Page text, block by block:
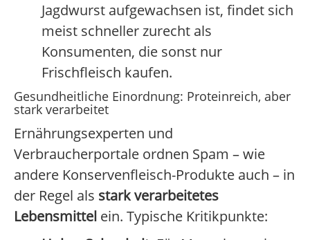
Jagdwurst aufgewachsen ist, findet sich
meist schneller zurecht als
Konsumenten, die sonst nur
Frischfleisch kaufen.
Gesundheitliche Einordnung: Proteinreich, aber
stark verarbeitet
Ernährungsexperten und
Verbraucherportale ordnen Spam – wie
andere Konservenfleisch-Produkte auch – in
der Regel als stark verarbeitetes
Lebensmittel ein. Typische Kritikpunkte: